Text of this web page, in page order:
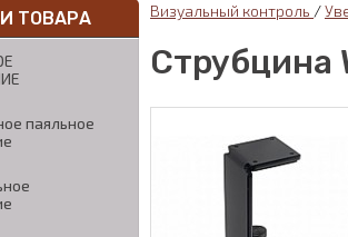
ТОВАРА
паяльное
Визуальный контроль /
Струбцина